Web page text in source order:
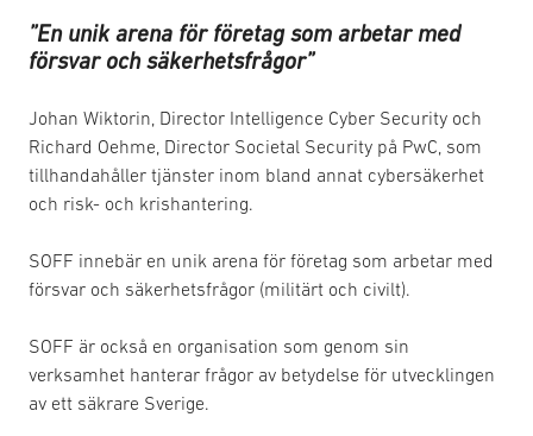
”En unik arena för företag som arbetar med
försvar och säkerhetsfrågor”
Johan Wiktorin, Director Intelligence Cyber Security och
Richard Oehme, Director Societal Security på PwC, som
tillhandahåller tjänster inom bland annat cybersäkerhet
och risk- och krishantering.
SOFF innebär en unik arena för företag som arbetar med
försvar och säkerhetsfrågor (militärt och civilt).
SOFF är också en organisation som genom sin
verksamhet hanterar frågor av betydelse för utvecklingen
av ett säkrare Sverige.